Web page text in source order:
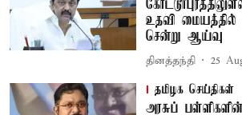
உதவி மையத்தில்
சென்று ஆய்வு
தினத்தந்தி 25
தமிழக செய்திகள்
அரசுப்